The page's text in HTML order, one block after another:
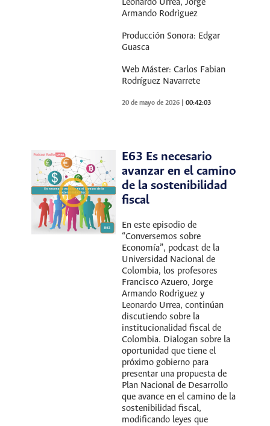
Leonardo Urrea, Jorge
Armando Rodrìguez
Producción Sonora: Edgar
Guasca
Web Máster: Carlos Fabian
Rodríguez Navarrete
20 de mayo de 2026 |00:42:03
E63 Es necesario
avanzar en el camino
de la sostenibilidad
fiscal
En este episodio de
“Conversemos sobre
Economía”, podcast de la
Universidad Nacional de
Colombia, los profesores
Francisco Azuero, Jorge
Armando Rodrìguez y
Leonardo Urrea, continúan
discutiendo sobre la
institucionalidad fiscal de
Colombia. Dialogan sobre la
oportunidad que tiene el
próximo gobierno para
presentar una propuesta de
Plan Nacional de Desarrollo
que avance en el camino de la
sostenibilidad fiscal,
modificando leyes que